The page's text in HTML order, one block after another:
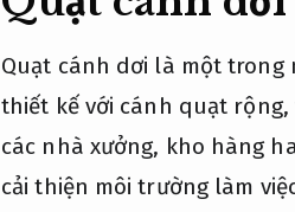
Quạt cánh dơi là một trong
thiết kế với cánh quạt
các nhà xưởng, kho hàng
cải thiện môi trường làm